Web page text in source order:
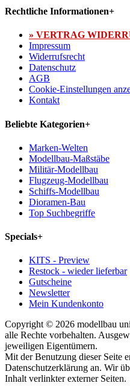
Rechtliche Informationen+
» VERTRAG
Impressum
Widerrufsrecht
Datenschutz
AGB
Cookie-Einstellungen
Kontakt
Beliebte Kategorien+
Marken-Welten
Modellbau-Maßstäbe
Militär-Modellbau
Flugzeug-Modellbau
Schiffs-Modellbau
Dioramen-Bau
Top Suchbegriffe
Specials+
KITS - Preview
Restock - wieder lieferbar
Gutscheine
Newsletter
Mein Kundenkonto
Copyright © 2026 modellbau
alle Rechte vorbehalten.
jeweiligen Eigentümern.
Mit der Benutzung dieser Seite
Datenschutzerklärung an. Wir
Inhalt verlinkter externer Seiten.